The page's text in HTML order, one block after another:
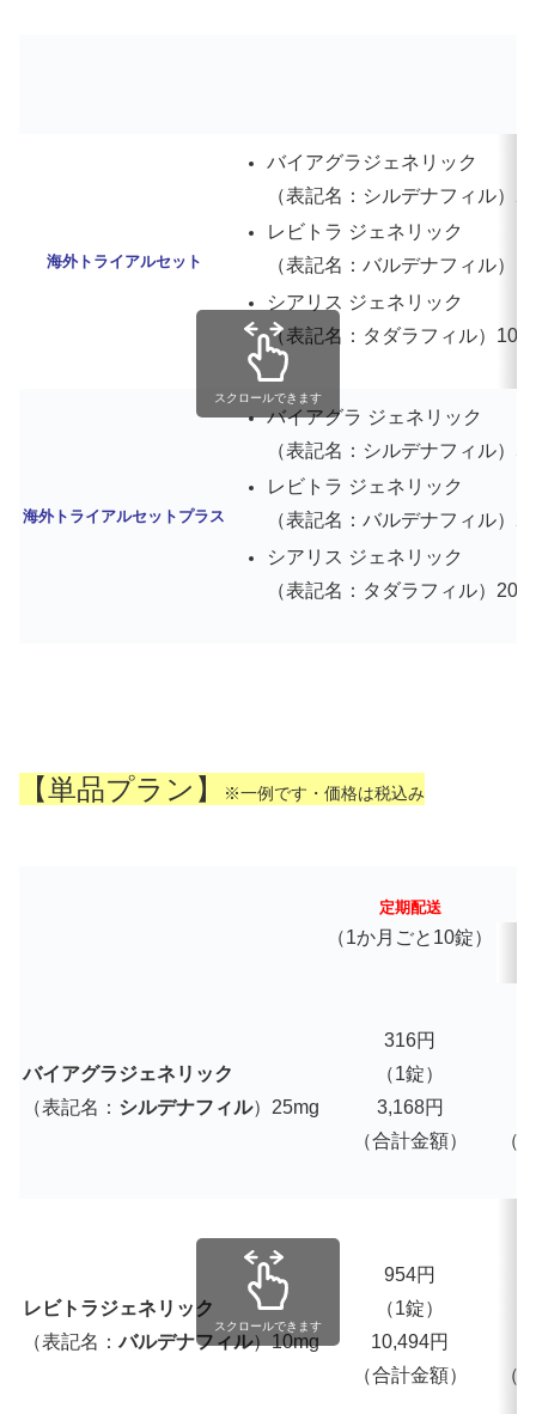
海外トライアルセット
バイアグラジェネリック
（表記名：シルデナフィル）
レビトラ ジェネリック
（表記名：バルデナフィル）
シアリス ジェネリック
（表記名：タダラフィル）
海外トライアルセットプラス
バイアグラ ジェネリック
（表記名：シルデナフィル）
レビトラ ジェネリック
（表記名：バルデナフィル）
シアリス ジェネリック
（表記名：タダラフィル）
スクロールできます
【単品プラン】 ※一例です・価格は税込み
定期配送
（1か月ごと10錠）
バイアグラジェネリック
（表記名： シルデナフィル）25mg
316円
（1錠）
3,168円
（合計金額）
（
レビトラジェネリック
（表記名：バルデナフィル）10mg
954円
（1錠）
10,494円
（合計金額）
（
スクロールできます